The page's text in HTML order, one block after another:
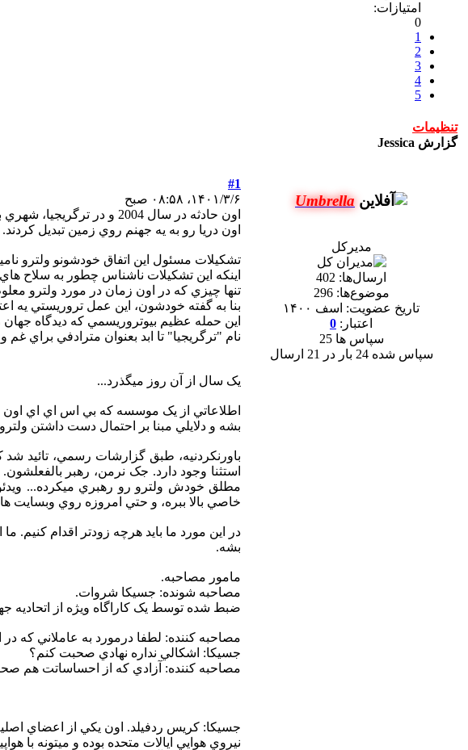
امتیازات:
0
1
2
3
4
5
تنظیمات
گزارش Jessica
Umbrella
مدیرکل
ارسال‌ها: 402
موضوع‌ها: 296
تاریخ عضویت: اسف ۱۴۰۰
اعتبار: 0
سپاس ها 25
سپاس شده 24 بار در 21 ارسال
#1
۱۴۰۱/۳/۶، ۰۸:۵۸ صبح
اون حادثه در سال 2004 و
اون دريا رو به يه جهنم روي زمين تبديل کردند.
تشکيلات مسئول اين اتفاق خودشونو ولترو
اينکه اين تشکيلات ناشناس چطور به سلاح
تنها چيزي که در اون زمان در مورد ولترو
بنا به گفته خودشون، اين عمل تروريستي يه
اين حمله عظيم بيوتروريسمي که ديدگاه
نام "ترگريجيا" تا ابد بعنوان مترادفي براي
يک سال از آن روز ميگذرد...
اطلاعاتي از يک موسسه که بي اس اي اي
بشه و دلايلي مبنا بر احتمال دست داشتن
باورنکردنيه، طبق گزارشات رسمي،
استثنا وجود دارد. جک نرمن، رهبر
مطلق خودش ولترو رو رهبري ميکرده...
خاصي بالا ببره، و حتي امروزه روي وبسايت
در اين مورد ما بايد هرچه زودتر اقدام کنيم.
بشه.
مامور مصاحبه.
مصاحبه شونده: جسيکا شروات.
ضبط شده توسط يک کاراگاه ويژه از اتحاديه
مصاحبه کننده: لطفا درمورد به عاملاني که
جسيکا: اشکالي نداره نهادي صحبت کنم؟
مصاحبه کننده: آزادي که از احساساتت هم
جسيکا: کريس ردفيلد. اون يکي از اعضاي
نيروي هوايي ايالات متحده بوده و ميتونه با